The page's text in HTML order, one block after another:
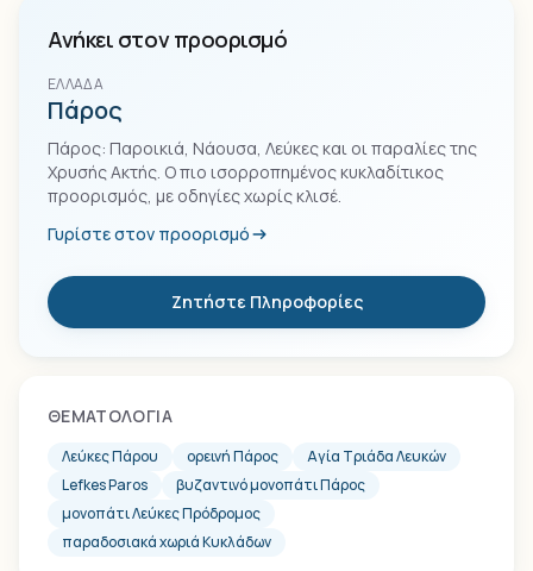
Ανήκει στον προορισμό
ΕΛΛΆΔΑ
Πάρος
Πάρος: Παροικιά, Νάουσα, Λεύκες και οι παραλίες της
Χρυσής Ακτής. Ο πιο ισορροπημένος κυκλαδίτικος
προορισμός, με οδηγίες χωρίς κλισέ.
Γυρίστε στον προορισμό
Ζητήστε Πληροφορίες
ΘΕΜΑΤΟΛΟΓΊΑ
Λεύκες Πάρου ορεινή Πάρος
Αγία Τριάδα Λευκών
Lefkes Paros
βυζαντινό μονοπάτι Πάρος
μονοπάτι Λεύκες Πρόδρομος
παραδοσιακά χωριά Κυκλάδων